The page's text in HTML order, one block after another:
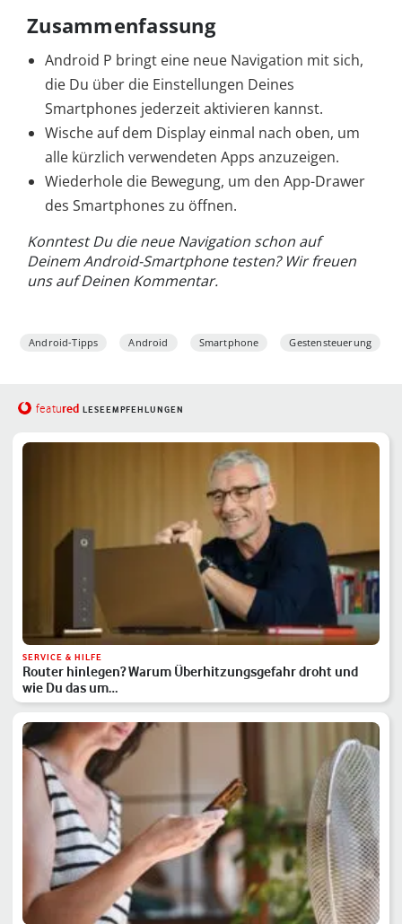
Zusammenfassung
Android P bringt eine neue Navigation mit sich,
die Du über die Einstellungen Deines
Smartphones jederzeit aktivieren kannst.
Wische auf dem Display einmal nach oben, um
alle kürzlich verwendeten Apps anzuzeigen.
Wiederhole die Bewegung, um den App-Drawer
des Smartphones zu öffnen.
Konntest Du die neue Navigation schon auf
Deinem Android-Smartphone testen? Wir freuen
uns auf Deinen Kommentar.
Android-Tipps Android Smartphone Gestensteuerung
featured LESEEMPFEHLUNGEN
SERVICE & HILFE
Router hinlegen? Warum Überhitzungsgefahr droht und
wie Du das um…